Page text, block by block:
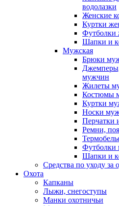
водолазки
Женские
Куртки
Футболки
Шапки и
Мужская
Брюки
мужчин
Жилеты
Костюмы
Куртки
Носки
Перчатки
Ремни,
Футболки
Шапки и
Средства по уходу за
Охота
Капканы
Лыжи, снегоступы
Манки охотничьи